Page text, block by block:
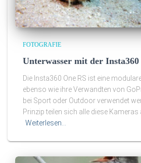
FOTOGRAFIE
Unterwasser mit der Insta360
Die Insta360 One RS ist eine
ebenso wie ihre Verwandten von
bei Sport oder Outdoor verwendet
Prinzip teilen sich alle diese
Weiterlesen…